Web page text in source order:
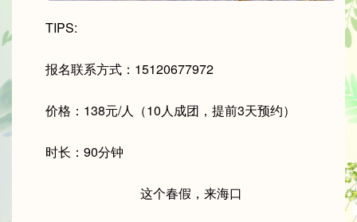
TIPS:
报名联系方式：15120677972
价格：138元/人（10人成团，提前3天预约）
时长：90分钟
这个春假，来海口